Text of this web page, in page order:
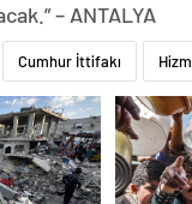
– ANTALYA
Cumhur İttifakı